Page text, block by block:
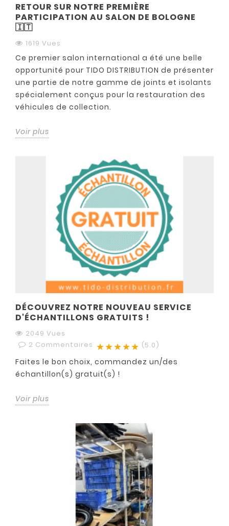
RETOUR SUR NOTRE PREMIÈRE
PARTICIPATION AU SALON DE BOLOGNE
🇮🇹
1619 Vues
Ce premier salon international a été une belle
opportunité pour TIDO DISTRIBUTION de présenter
une partie de notre gamme de joints et isolants
spécialement conçus pour la restauration des
véhicules de collection.
Voir plus
DÉCOUVREZ NOTRE NOUVEAU SERVICE
D'ÉCHANTILLONS GRATUITS !
2049 Vues
2 Commentaires ★★★★★ (5.0)
Faites le bon choix, commandez un/des
échantillon(s) gratuit(s) !
Voir plus